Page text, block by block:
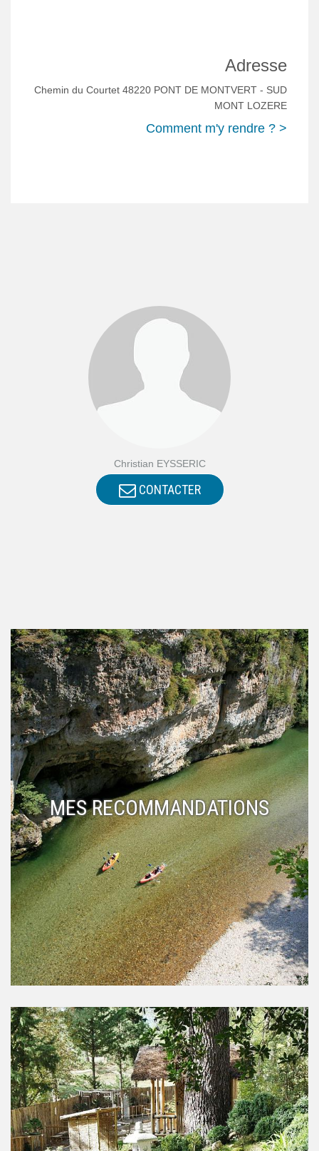
Adresse
Chemin du Courtet 48220 PONT DE MONTVERT - SUD
MONT LOZERE
Comment m'y rendre ? >
Christian EYSSERIC
CONTACTER
MES RECOMMANDATIONS